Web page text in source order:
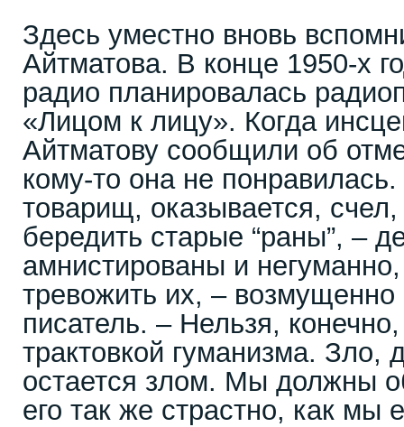
Здесь уместно вновь
Айтматова. В конце 1950-х
радио планировалась
«Лицом к лицу». Когда
Айтматову сообщили об
кому-то она не понравилась.
товарищ, оказывается, счел,
бередить старые “раны”, –
амнистированы и
тревожить их, – возмущенно
писатель. – Нельзя,
трактовкой гуманизма.
остается злом. Мы должны
его так же страстно, как мы